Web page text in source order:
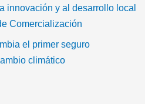
t
u
b
e
t
a
g
n
innovación y al desarrollo local
Comercialización
el primer seguro
climático